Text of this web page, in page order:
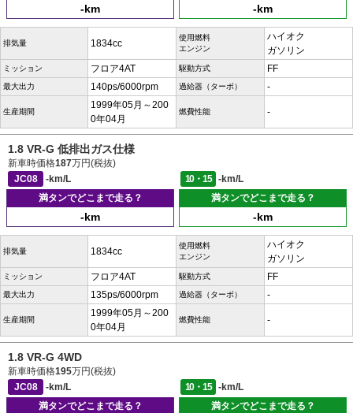
-km -km
排気量 1834cc
使用燃料
エンジン
ハイオク
ガソリン
ミッション フロア4AT 駆動方式 FF
最大出力 140ps/6000rpm 過給器（ターボ） -
生産期間
1999年05月～200
0年04月
燃費性能 -
1.8 VR-G 低排出ガス仕様
新車時価格187万円(税抜)
JC08
-km/L 10・15
-km/L
満タンでどこまで走る？
-km
満タンでどこまで走る？
-km
排気量 1834cc
使用燃料
エンジン
ハイオク
ガソリン
ミッション フロア4AT 駆動方式 FF
最大出力 135ps/6000rpm 過給器（ターボ） -
生産期間
1999年05月～200
0年04月
燃費性能 -
1.8 VR-G 4WD
新車時価格195万円(税抜)
JC08
-km/L 10・15
-km/L
満タンでどこまで走る？
満タンでどこまで走る？